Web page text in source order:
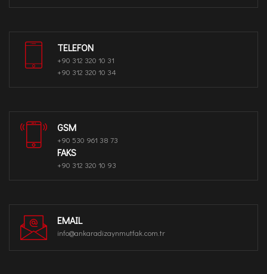
TELEFON
+90 312 320 10 31
+90 312 320 10 34
GSM
+90 530 961 38 73
FAKS
+90 312 320 10 93
EMAIL
info@ankaradizaynmutfak.com.tr